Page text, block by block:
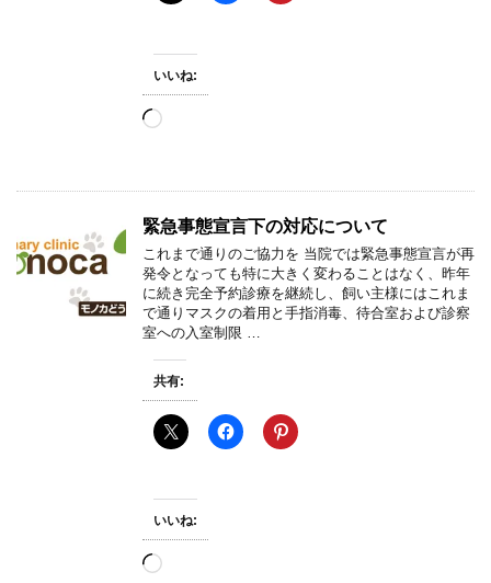
いいね:
読
み
緊急事態宣言下の対応について
これまで通りのご協力を 当院では緊急事態宣言が再
発令となっても特に大きく変わることはなく、昨年
に続き完全予約診療を継続し、飼い主様にはこれま
で通りマスクの着用と手指消毒、待合室および診察
室への入室制限 …
共有:
いいね:
読